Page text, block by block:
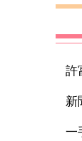
許
新
一